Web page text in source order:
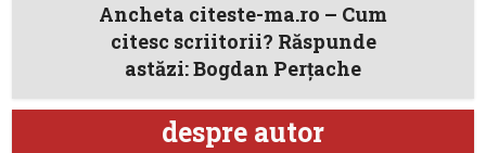
Ancheta citeste-ma.ro – Cum
citesc scriitorii? Răspunde
astăzi: Bogdan Perţache
despre autor